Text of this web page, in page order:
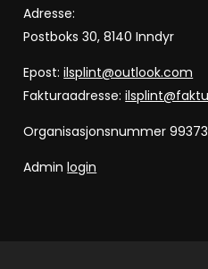
Adresse:
Postboks 30, 8140 Inndyr
Epost:ilsplint@outlook.com
Fakturaadresse:
Organisasjonsnummer
Adminlogin